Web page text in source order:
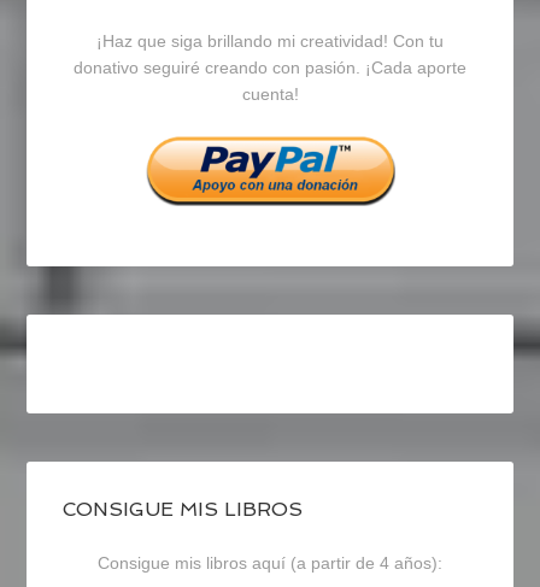
en
Facebook
en
Twitter
en
Instagram
¡Haz que siga brillando mi creatividad! Con tu
donativo seguiré creando con pasión. ¡Cada aporte
cuenta!
CONSIGUE MIS LIBROS
Consigue mis libros aquí (a partir de 4 años):